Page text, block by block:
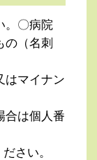
。〇病院
の（名刺
はマイナン
合は個人番
さい。